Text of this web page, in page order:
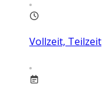
Vollzeit, Teilzeit